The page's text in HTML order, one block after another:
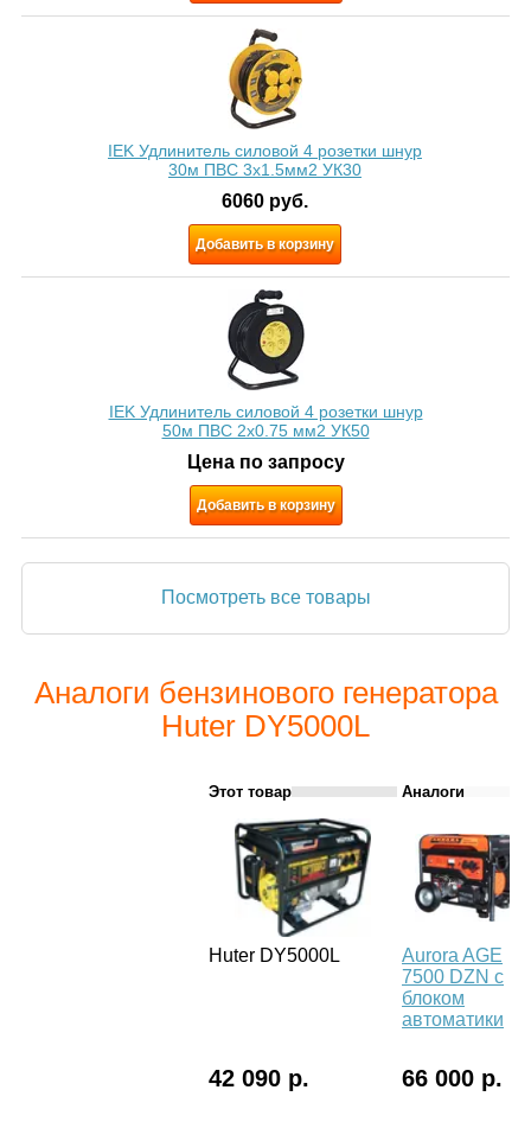
IEK Удлинитель силовой 4 розетки шнур
30м ПВС 3х1.5мм2 УК30
6060 руб.
Добавить в корзину
IEK Удлинитель силовой 4 розетки шнур
50м ПВС 2х0.75 мм2 УК50
Цена по запросу
Добавить в корзину
Посмотреть все товары
Аналоги бензинового генератора
Huter DY5000L
Этот товар Аналоги
Huter DY5000L
Aurora AGE
7500 DZN с
блоком
автоматики
42 090 р. 66 000 р.